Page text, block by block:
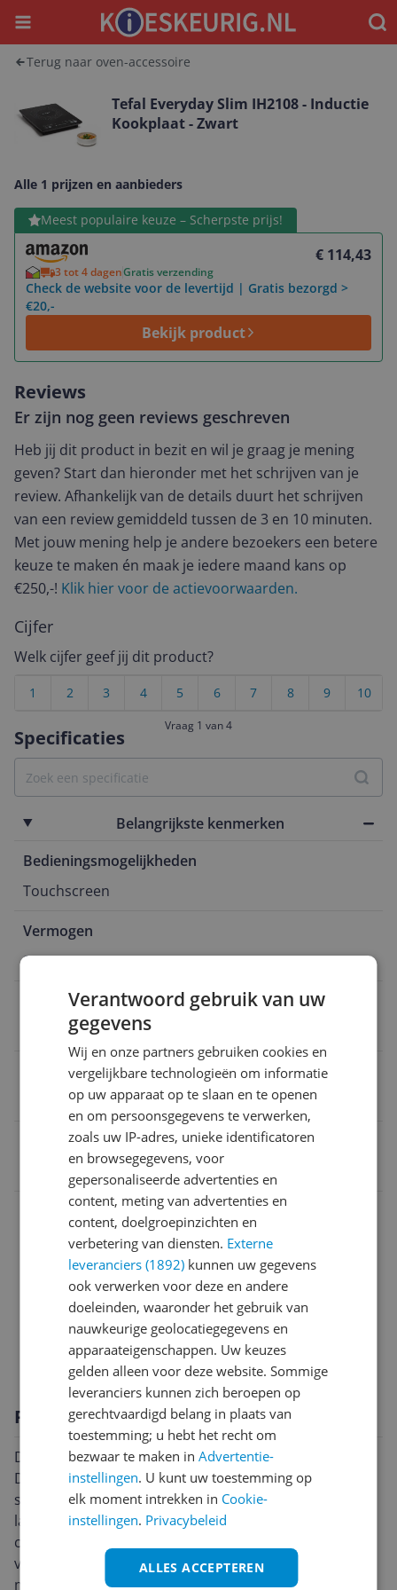
Menu
Terug naar oven-accessoire
Tefal Everyday Slim IH2108 - Inductie
Kookplaat - Zwart
Alle 1 prijzen en aanbieders
Meest populaire keuze – Scherpste prijs!
€ 114,43
3 tot 4 dagenGratis verzending
Check de website voor de levertijd | Gratis bezorgd >
€20,-
Bekijk product
Bekijk product
Specificaties
Belangrijkste kenmerken
Bedieningsmogelijkheden
Touchscreen
Vermogen
2.100 Hz
Materiaal
Functies
Verwarmen
Functies
Overige kenmerken
Plaatsing
Productinformatie
Technisch
Productomschrijving
De Tefal Everyday Slim draagbare inductiekookplaat
De Tefal Everyday Slim draagbare inductiekookplaat is
speciaal ontworpen om zoveel mogelijk ruimte over te
laten op je aanrecht, terwijl hij je in staat stelt om
compromisloze resultaten te behalen waar je elke dag
van zult genieten. Ontdek de eindeloze opties die
mogelijk worden gemaakt door de zes
Reviews
Er zijn nog geen reviews geschreven
Heb jij dit product in bezit en wil je graag je mening
geven? Start dan hieronder met het schrijven van je
review. Afhankelijk van de details duurt het schrijven
van een review gemiddeld tussen de 3 en 10 minuten.
Met jouw mening help je andere bezoekers een betere
keuze te maken én maak je iedere maand kans op
€250,-! Klik hier voor de actievoorwaarden.
Cijfer
Welk cijfer geef jij dit product?
10
9
8
7
6
5
4
3
2
1
Vraag 1 van 4
Verantwoord gebruik van uw
gegevens
Wij en onze partners gebruiken cookies en
vergelijkbare technologieën om informatie
op uw apparaat op te slaan en te openen
en om persoonsgegevens te verwerken,
zoals uw IP-adres, unieke identificatoren
en browsegegevens, voor
gepersonaliseerde advertenties en
content, meting van advertenties en
content, doelgroepinzichten en
verbetering van diensten. Externe
leveranciers (1892) kunnen uw gegevens
ook verwerken voor deze en andere
doeleinden, waaronder het gebruik van
nauwkeurige geolocatiegegevens en
apparaateigenschappen. Uw keuzes
gelden alleen voor deze website. Sommige
leveranciers kunnen zich beroepen op
gerechtvaardigd belang in plaats van
toestemming; u hebt het recht om
bezwaar te maken inAdvertentie-
instellingen. U kunt uw toestemming op
elk moment intrekken in Cookie-
instellingen. Privacybeleid
ALLES ACCEPTEREN